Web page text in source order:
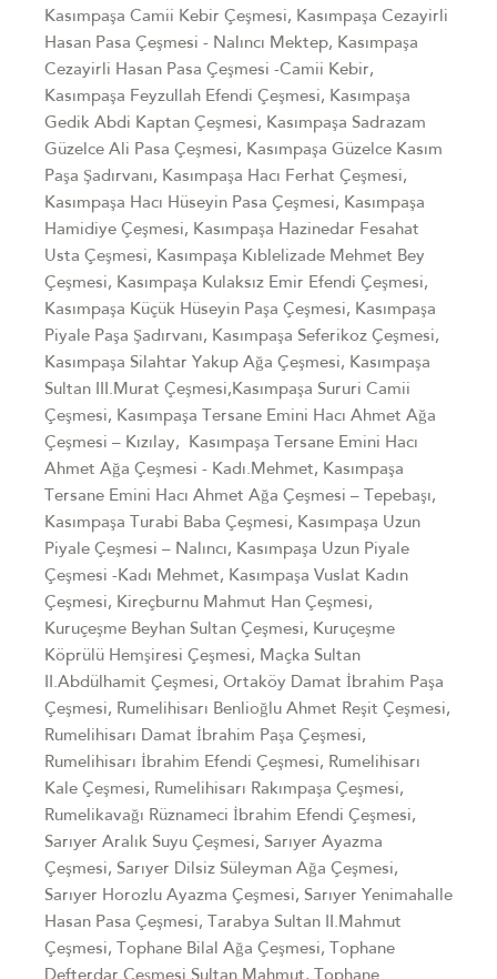
Kasımpaşa Camii Kebir Çeşmesi, Kasımpaşa Cezayirli
Hasan Pasa Çeşmesi - Nalıncı Mektep, Kasımpaşa
Cezayirli Hasan Pasa Çeşmesi -Camii Kebir,
Kasımpaşa Feyzullah Efendi Çeşmesi, Kasımpaşa
Gedik Abdi Kaptan Çeşmesi, Kasımpaşa Sadrazam
Güzelce Ali Pasa Çeşmesi, Kasımpaşa Güzelce Kasım
Paşa Şadırvanı, Kasımpaşa Hacı Ferhat Çeşmesi,
Kasımpaşa Hacı Hüseyin Pasa Çeşmesi, Kasımpaşa
Hamidiye Çeşmesi, Kasımpaşa Hazinedar Fesahat
Usta Çeşmesi, Kasımpaşa Kıblelizade Mehmet Bey
Çeşmesi, Kasımpaşa Kulaksız Emir Efendi Çeşmesi,
Kasımpaşa Küçük Hüseyin Paşa Çeşmesi, Kasımpaşa
Piyale Paşa Şadırvanı, Kasımpaşa Seferikoz Çeşmesi,
Kasımpaşa Silahtar Yakup Ağa Çeşmesi, Kasımpaşa
Sultan III.Murat Çeşmesi,Kasımpaşa Sururi Camii
Çeşmesi, Kasımpaşa Tersane Emini Hacı Ahmet Ağa
Çeşmesi – Kızılay, Kasımpaşa Tersane Emini Hacı
Ahmet Ağa Çeşmesi - Kadı.Mehmet, Kasımpaşa
Tersane Emini Hacı Ahmet Ağa Çeşmesi – Tepebaşı,
Kasımpaşa Turabi Baba Çeşmesi, Kasımpaşa Uzun
Piyale Çeşmesi – Nalıncı, Kasımpaşa Uzun Piyale
Çeşmesi -Kadı Mehmet, Kasımpaşa Vuslat Kadın
Çeşmesi, Kireçburnu Mahmut Han Çeşmesi,
Kuruçeşme Beyhan Sultan Çeşmesi, Kuruçeşme
Köprülü Hemşiresi Çeşmesi, Maçka Sultan
II.Abdülhamit Çeşmesi, Ortaköy Damat İbrahim Paşa
Çeşmesi, Rumelihisarı Benlioğlu Ahmet Reşit Çeşmesi,
Rumelihisarı Damat İbrahim Paşa Çeşmesi,
Rumelihisarı İbrahim Efendi Çeşmesi, Rumelihisarı
Kale Çeşmesi, Rumelihisarı Rakımpaşa Çeşmesi,
Rumelikavağı Rüznameci İbrahim Efendi Çeşmesi,
Sarıyer Aralık Suyu Çeşmesi, Sarıyer Ayazma
Çeşmesi, Sarıyer Dilsiz Süleyman Ağa Çeşmesi,
Sarıyer Horozlu Ayazma Çeşmesi, Sarıyer Yenimahalle
Hasan Pasa Çeşmesi, Tarabya Sultan II.Mahmut
Çeşmesi, Tophane Bilal Ağa Çeşmesi, Tophane